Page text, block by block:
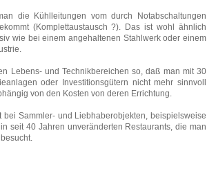
die Kühlleitungen vom durch Notabschaltungen
(Komplettaustausch ?). Das ist wohl ähnlich
wie bei einem angehaltenen Stahlwerk oder einem
Lebens- und Technikbereichen so, daß man mit 30
oder Investitionsgütern nicht mehr sinnvoll
von den Kosten von deren Errichtung.
bei Sammler- und Liebhaberobjekten, beispielsweise
seit 40 Jahren unveränderten Restaurants, die man